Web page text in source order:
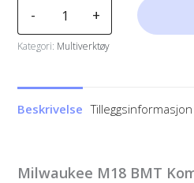
-
BMT
Multiverktøy
antall
+
Kategori: Multiverktøy
Beskrivelse Tilleggsinformasjon
Milwaukee M18 BMT